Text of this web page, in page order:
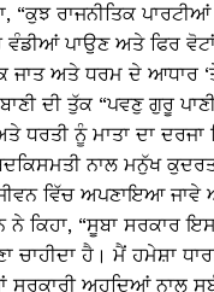
“ਕੁਝ ਰਾਜਨੀਤਿਕ
ਵੰਡੀਆਂ ਪਾਉਣ ਅਤੇ ਫਿਰ
ਜਾਤ ਅਤੇ ਧਰਮ ਦੇ ਆਧਾਰ
ਦੀ ਤੁੱਕ “ਪਵਣੁ ਗੁਰੂ
ਧਰਤੀ ਨੂੰ ਮਾਤਾ ਦਾ
ਨਾਲ ਮਨੁੱਖ
ਵਿੱਚ ਅਪਣਾਇਆ ਜਾਵੇ
ਨੇ ਕਿਹਾ, “ਸੂਬਾ ਸਰਕਾਰ
ਚਾਹੀਦਾ ਹੈ। ਮੈਂ ਹਮੇਸ਼ਾ
ਸਰਕਾਰੀ ਅਹੁਦਿਆਂ ਨਾਲ